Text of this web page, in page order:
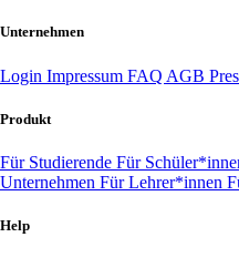
Unternehmen
Login Impressum FAQ AGB
Produkt
Für Studierende Für
Unternehmen Für Lehrer*innen
Help